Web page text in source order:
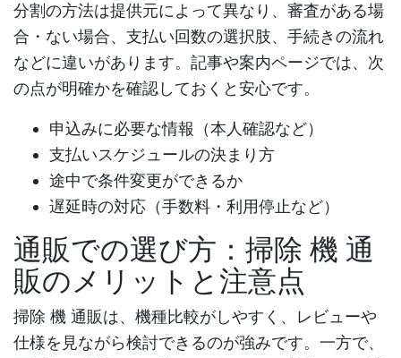
分割の方法は提供元によって異なり、審査がある場
合・ない場合、支払い回数の選択肢、手続きの流れ
などに違いがあります。記事や案内ページでは、次
の点が明確かを確認しておくと安心です。
申込みに必要な情報（本人確認など）
支払いスケジュールの決まり方
途中で条件変更ができるか
遅延時の対応（手数料・利用停止など）
通販での選び方： 掃除 機 通
販のメリットと注意点
掃除 機 通販は、機種比較がしやすく、レビューや
仕様を見ながら検討できるのが強みです。一方で、